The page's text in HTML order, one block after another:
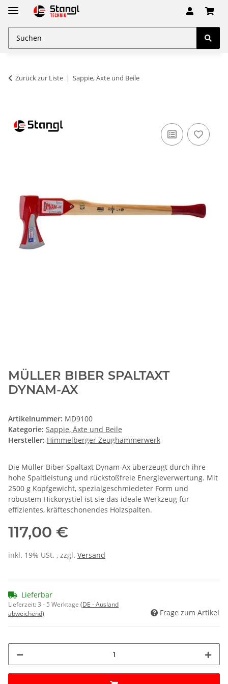
Zurück zur Liste Sappie, Äxte und Beile
MÜLLER BIBER SPALTAXT
DYNAM-AX
Artikelnummer: MD9100
Kategorie: Sappie, Äxte und Beile
Hersteller: Himmelberger Zeughammerwerk
Die Müller Biber Spaltaxt Dynam-Ax überzeugt durch ihre
hohe Spaltleistung und rückstoßfreie Energieverwertung. Mit
2500 g Kopfgewicht, spezialgeschmiedeter Form und
robustem Hickorystiel ist sie das ideale Werkzeug für
effizientes, kräfteschonendes Holzspalten.
117,00 €
inkl. 19% USt. , zzgl. Versand
Lieferbar
Lieferzeit:3 - 5 Werktage (DE - Ausland
abweichend)
Frage zum Artikel